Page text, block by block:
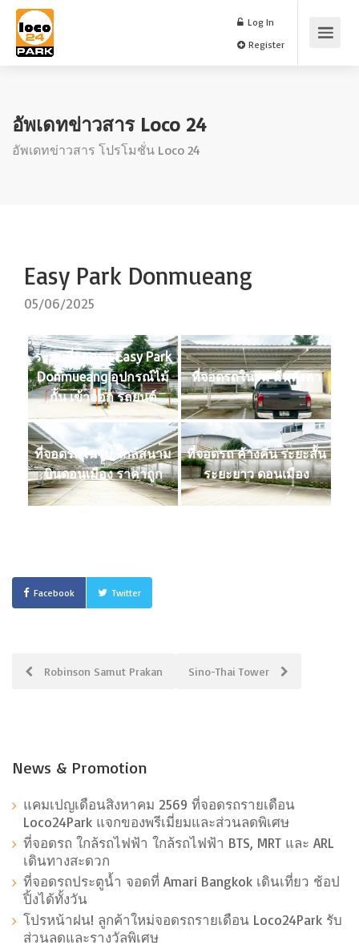
Log In
อัพเดทข่าวสาร Loco 24
อัพเดทข่าวสาร โปรโมชั่น Loco 24
Easy Park Donmueang
05/06/2025
ระบบที่จอดรถ Easy Park
Donmueang อุปกรณ์ไม้
กั้น เข้าออก รถยนต์
ที่จอดรถในร่ม มีหลังคา
ที่จอดรถในร่ม ใกล้สนาม
บินดอนเมือง ราคาถูก
ที่จอดรถ ค้างคืน ระยะสั้น
ระยะยาว ดอนเมือง
Facebook Twitter
PostRobinson Samut Prakan Sino-Thai Tower
News & Promotion
แคมเปญเดือนสิงหาคม 2569 ที่จอดรถรายเดือน
Loco24Park แจกของพรีเมี่ยมและส่วนลดพิเศษ
ที่จอดรถ ใกล้รถไฟฟ้า ใกล้รถไฟฟ้า BTS, MRT และ ARL
เดินทางสะดวก
ที่จอดรถประตูน้ำ จอดที่ Amari Bangkok เดินเที่ยว ช้อป
ปิ้งได้ทั้งวัน
โปรหน้าฝน! ลูกค้าใหม่จอดรถรายเดือน Loco24Park รับ
ส่วนลดและรางวัลพิเศษ